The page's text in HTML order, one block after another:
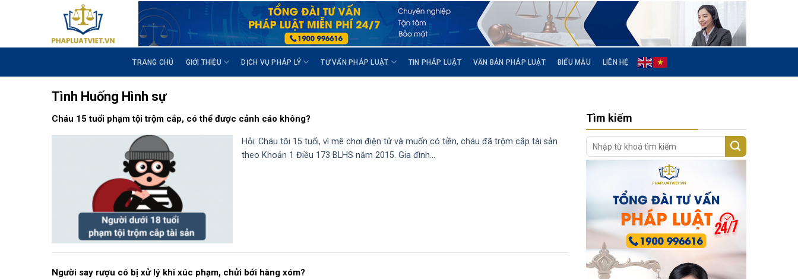
p
o
TRANG CHỦ GIỚI THIỆU DỊCH VỤ PHÁP LÝ TƯ VẤN PHÁP LUẬT TIN PHÁP LUẬT VĂN BẢN PHÁP LUẬT BIỂU MẪU LIÊN HỆ
Tình Huống Hình sự
Cháu 15 tuổi phạm tội trộm cắp, có thể được cảnh cáo không?
Hỏi: Cháu tôi 15 tuổi, vì mê chơi điện tử và muốn có tiền, cháu đã trộm cắp tài sản
theo Khoản 1 Điều 173 BLHS năm 2015. Gia đình...
Người say rượu có bị xử lý khi xúc phạm, chửi bới hàng xóm?
Tìm kiếm